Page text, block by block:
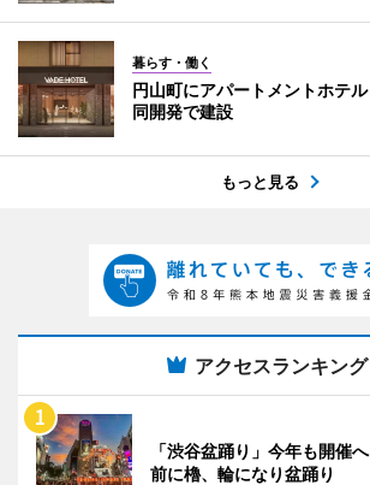
暮らす・働く
円山町にアパートメントホテ
同開発で建設
もっと見る
アクセスランキング
「渋谷盆踊り」今年も開
前に櫓、輪になり盆踊り